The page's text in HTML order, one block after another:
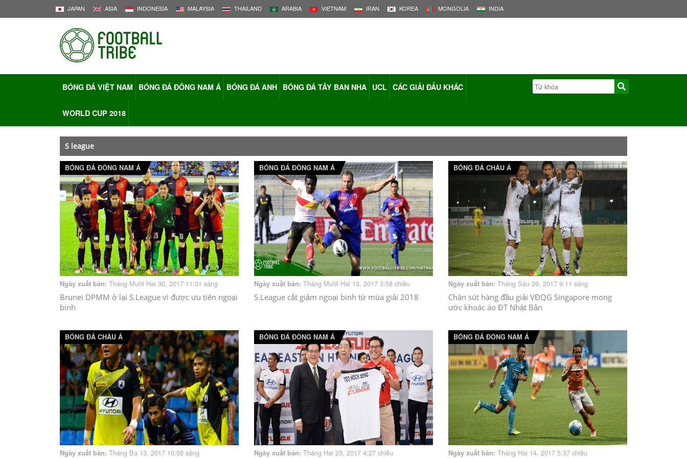
JAPAN ASIA INDONESIA MALAYSIA THAILAND ARABIA VIETNAM IRAN KOREA MONGOLIA INDIA
BÓNG ĐÁ VIỆT NAM BÓNG ĐÁ ĐÔNG NAM Á BÓNG ĐÁ ANH BÓNG ĐÁ TÂY BAN NHA UCL CÁC GIẢI ĐẤU KHÁC
WORLD CUP 2018
S league
BÓNG ĐÁ ĐÔNG NAM Á
Ngày xuất bản: Tháng Mười Hai 30, 2017 11:31 sáng
Brunei DPMM ở lại S.League vì được ưu tiên ngoại
binh
BÓNG ĐÁ ĐÔNG NAM Á
Ngày xuất bản: Tháng Mười Hai 13, 2017 3:58 chiều
S.League cắt giảm ngoại binh từ mùa giải 2018
BÓNG ĐÁ CHÂU Á
Ngày xuất bản: Tháng Sáu 26, 2017 9:11 sáng
Chân sút hàng đầu giải VĐQG Singapore mong
ước khoác áo ĐT Nhật Bản
BÓNG ĐÁ CHÂU Á
Ngày xuất bản: Tháng Ba 13, 2017 10:58 sáng
BÓNG ĐÁ ĐÔNG NAM Á
Ngày xuất bản: Tháng Hai 23, 2017 4:27 chiều
BÓNG ĐÁ ĐÔNG NAM Á
Ngày xuất bản: Tháng Hai 14, 2017 5:37 chiều